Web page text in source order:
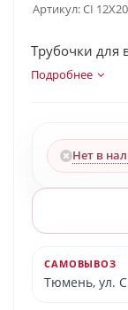
Артикул:CI
Трубочки для
Подробнее
Нет в
САМОВЫВОЗ
Тюмень, ул.